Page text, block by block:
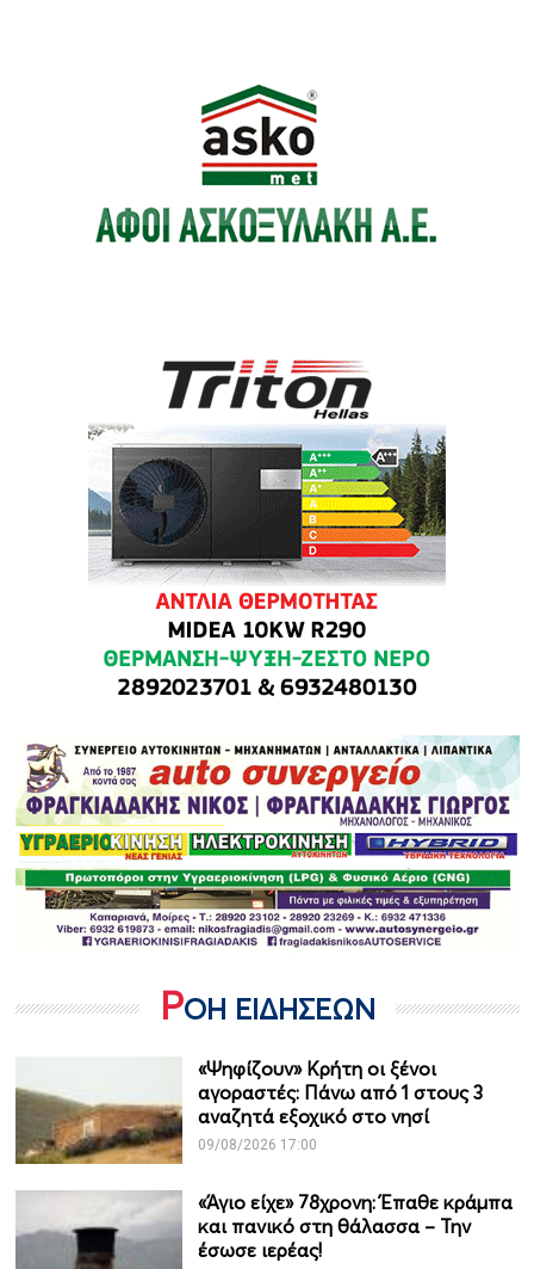
ΡΟΗ ΕΙΔΗΣΕΩΝ
«Ψηφίζουν» Κρήτη οι ξένοι
αγοραστές: Πάνω από 1 στους 3
αναζητά εξοχικό στο νησί
09/08/2026 17:00
«Άγιο είχε» 78χρονη: Έπαθε κράμπα
και πανικό στη θάλασσα – Την
έσωσε ιερέας!